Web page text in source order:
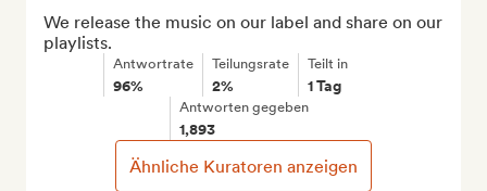
We release the music on our label and share on our
playlists.
Antwortrate
96%
Teilungsrate
2%
Teilt in
1 Tag
Antworten gegeben
1,893
Ähnliche Kuratoren anzeigen